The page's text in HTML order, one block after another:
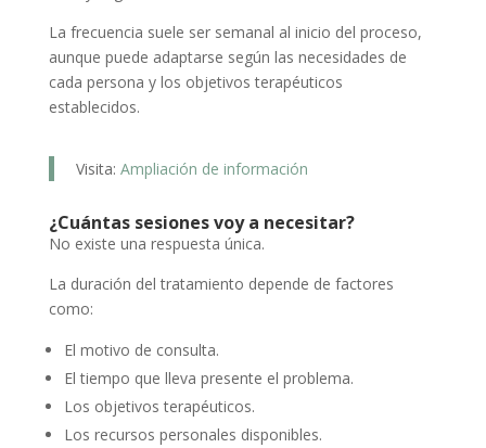
La frecuencia suele ser semanal al inicio del proceso,
aunque puede adaptarse según las necesidades de
cada persona y los objetivos terapéuticos
establecidos.
Visita: Ampliación de información
¿Cuántas sesiones voy a necesitar?
No existe una respuesta única.
La duración del tratamiento depende de factores
como:
El motivo de consulta.
El tiempo que lleva presente el problema.
Los objetivos terapéuticos.
Los recursos personales disponibles.